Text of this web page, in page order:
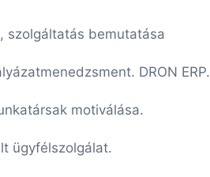
bemutatása
DRON ERP.
motiválása.